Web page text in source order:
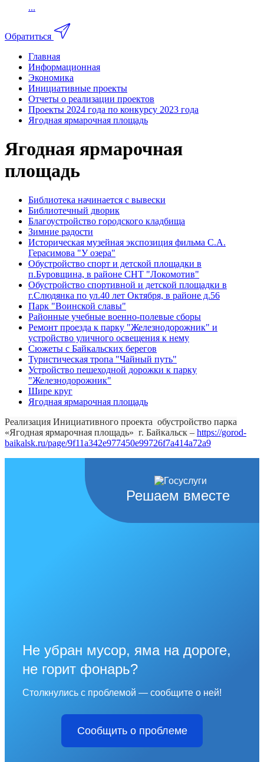
...
Обратиться
Главная
Информационная
Экономика
Инициативные проекты
Отчеты о реализации проектов
Проекты 2024 года по конкурсу 2023 года
Ягодная ярмарочная площадь
Ягодная ярмарочная
площадь
Библиотека начинается с вывески
Библиотечный дворик
Благоустройство городского кладбища
Зимние радости
Историческая музейная экспозиция фильма С.А.
Герасимова "У озера"
Обустройство спорт и детской площадки в
п.Буровщина, в районе СНТ "Локомотив"
Обустройство спортивной и детской площадки в
г.Слюдянка по ул.40 лет Октября, в районе д.56
Парк "Воинской славы"
Районные учебные военно-полевые сборы
Ремонт проезда к парку "Железнодорожник" и
устройство уличного освещения к нему
Сюжеты с Байкальских берегов
Туристическая тропа "Чайный путь"
Устройство пешеходной дорожки к парку
"Железнодорожник"
Шире круг
Ягодная ярмарочная площадь
Реализация Инициативного проекта обустройство парка
«Ягодная ярмарочная площадь» г. Байкальск – https://gorod-
baikalsk.ru/page/9f11a342e977450e99726f7a414a72a9
Решаем вместе
Не убран мусор, яма на дороге,
не горит фонарь?
Столкнулись с проблемой — сообщите о ней!
Сообщить о проблеме